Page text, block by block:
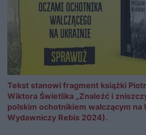
Tekst stanowi fragment książki
Wiktora Świetlika „Znaleźć i
polskim ochotnikiem walczącym na
Wydawniczy Rebis 2024).